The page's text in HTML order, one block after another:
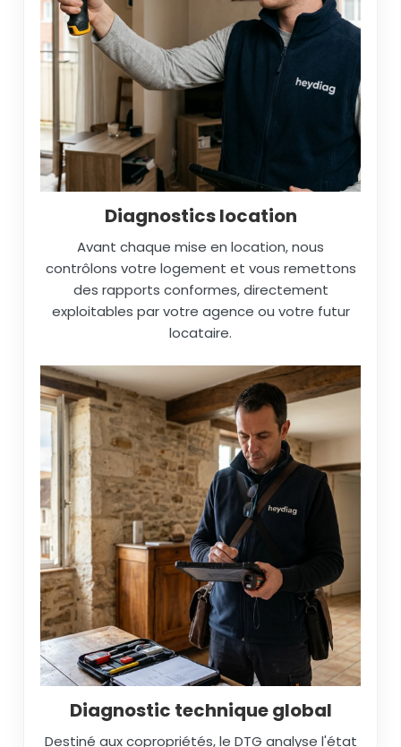
Diagnostics location
Avant chaque mise en location, nous
contrôlons votre logement et vous remettons
des rapports conformes, directement
exploitables par votre agence ou votre futur
locataire.
Diagnostic technique global
Destiné aux copropriétés, le DTG analyse l'état